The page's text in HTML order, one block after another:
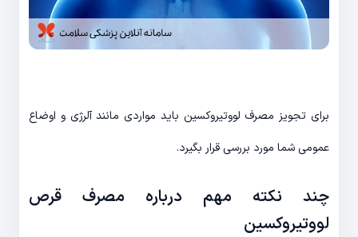
برای تجویز مصرف لووتیروکسین باید مواردی مانند آلرژی و اوضاع
عمومی شما مورد بررسی قرار بگیرد.
چند نکته مهم درباره مصرف قرص
لووتیروکسین